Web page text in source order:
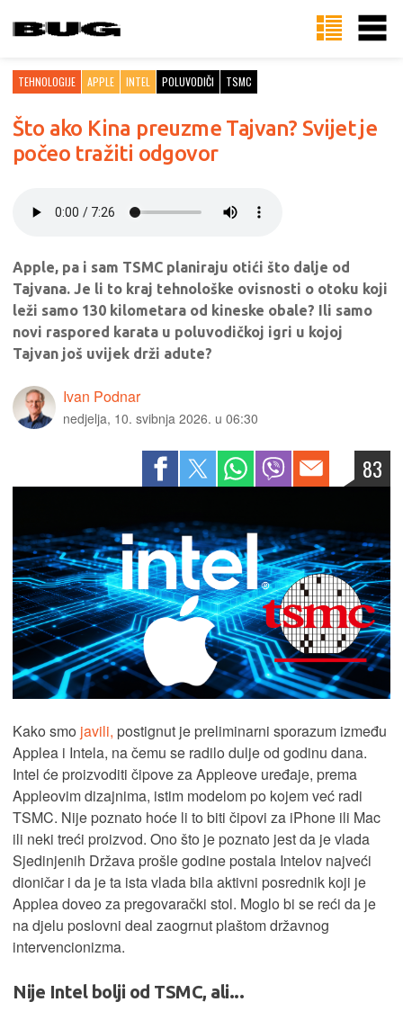
TEHNOLOGIJE APPLE INTEL POLUVODIČI TSMC
Što ako Kina preuzme Tajvan? Svijet je
počeo tražiti odgovor
Apple, pa i sam TSMC planiraju otići što dalje od
Tajvana. Je li to kraj tehnološke ovisnosti o otoku koji
leži samo 130 kilometara od kineske obale? Ili samo
novi raspored karata u poluvodičkoj igri u kojoj
Tajvan još uvijek drži adute?
Ivan Podnar
nedjelja, 10. svibnja 2026. u 06:30
83
Kako smo javili, postignut je preliminarni sporazum između
Applea i Intela, na čemu se radilo dulje od godinu dana.
Intel će proizvoditi čipove za Appleove uređaje, prema
Appleovim dizajnima, istim modelom po kojem već radi
TSMC. Nije poznato hoće li to biti čipovi za iPhone ili Mac
ili neki treći proizvod. Ono što je poznato jest da je vlada
Sjedinjenih Država prošle godine postala Intelov najveći
dioničar i da je ta ista vlada bila aktivni posrednik koji je
Applea doveo za pregovarački stol. Moglo bi se reći da je
na djelu poslovni deal zaogrnut plaštom državnog
intervencionizma.
Nije Intel bolji od TSMC, ali...